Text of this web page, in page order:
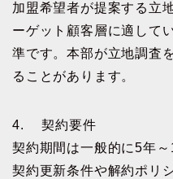
加盟希望者が提案する立
ーゲット顧客層に適して
準です。本部が立地調査
ることがあります。
4. 契約要件
契約期間は一般的に5年～
契約更新条件や解約ポリ